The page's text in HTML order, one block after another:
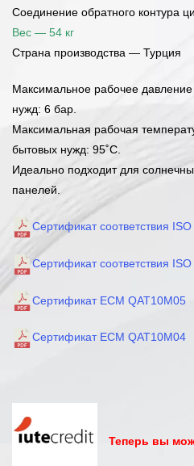
Соединение обратного контура
Вес — 54 кг
Страна производства — Турция
Максимальное рабочее
нужд: 6 бар.
Максимальная рабочая
бытовых нужд: 95˚C.
Идеально подходит для
панелей.
Сертификат соответствия ISO
Сертификат соответствия ISO
Сертификат ECM QAT10M05
Сертификат ECM QAT10M04
Теперь вы